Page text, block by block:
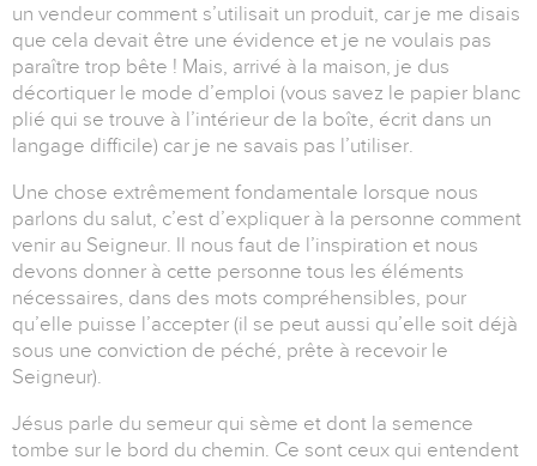
un vendeur comment s’utilisait un produit, car je me disais
que cela devait être une évidence et je ne voulais pas
paraître trop bête ! Mais, arrivé à la maison, je dus
décortiquer le mode d’emploi (vous savez le papier blanc
plié qui se trouve à l’intérieur de la boîte, écrit dans un
langage difficile) car je ne savais pas l’utiliser.
Une chose extrêmement fondamentale lorsque nous
parlons du salut, c’est d’expliquer à la personne comment
venir au Seigneur. Il nous faut de l’inspiration et nous
devons donner à cette personne tous les éléments
nécessaires, dans des mots compréhensibles, pour
qu’elle puisse l’accepter (il se peut aussi qu’elle soit déjà
sous une conviction de péché, prête à recevoir le
Seigneur).
Jésus parle du semeur qui sème et dont la semence
tombe sur le bord du chemin. Ce sont ceux qui entendent